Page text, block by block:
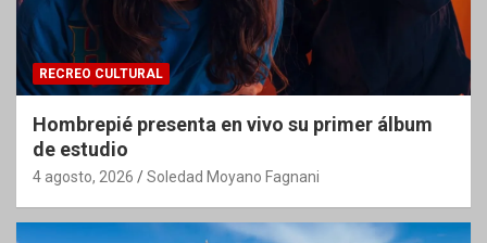
RECREO CULTURAL
Hombrepié presenta en vivo su primer álbum
de estudio
4 agosto, 2026 Soledad Moyano Fagnani